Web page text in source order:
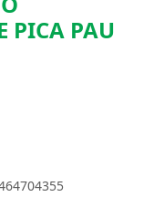
PICA PAU